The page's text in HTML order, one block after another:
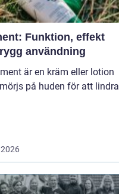
Funktion, effekt
användning
är en kräm eller lotion
på huden för att lindra